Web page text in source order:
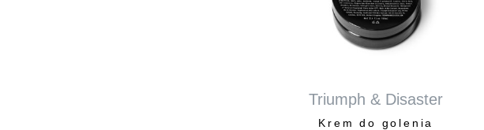
Triumph & Disaster
Krem do golenia